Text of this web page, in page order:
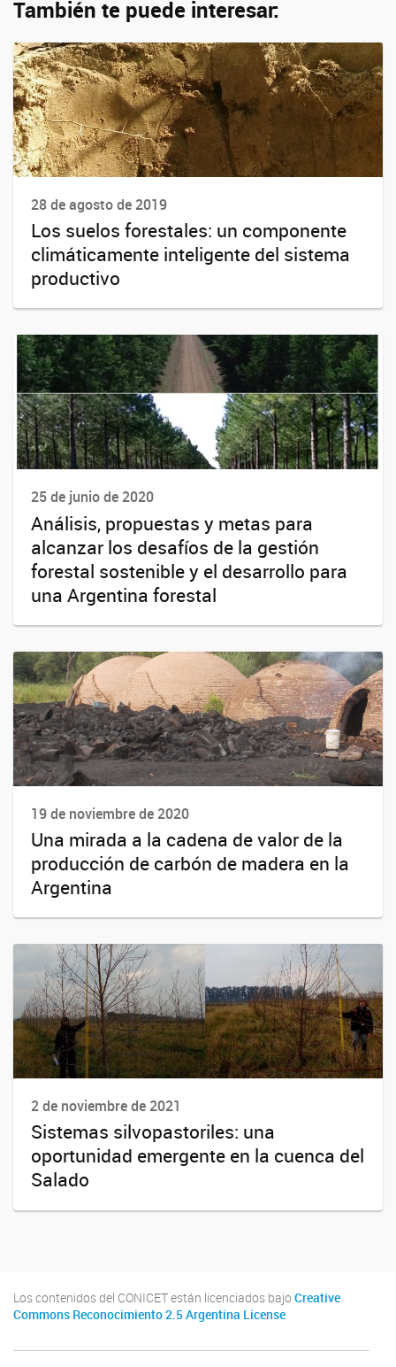
También te puede interesar:
28 de agosto de 2019
Los suelos forestales: un componente
climáticamente inteligente del sistema
productivo
25 de junio de 2020
Análisis, propuestas y metas para
alcanzar los desafíos de la gestión
forestal sostenible y el desarrollo para
una Argentina forestal
19 de noviembre de 2020
Una mirada a la cadena de valor de la
producción de carbón de madera en la
Argentina
2 de noviembre de 2021
Sistemas silvopastoriles: una
oportunidad emergente en la cuenca del
Salado
Los contenidos del CONICET están licenciados bajo Creative
Commons Reconocimiento 2.5 Argentina License